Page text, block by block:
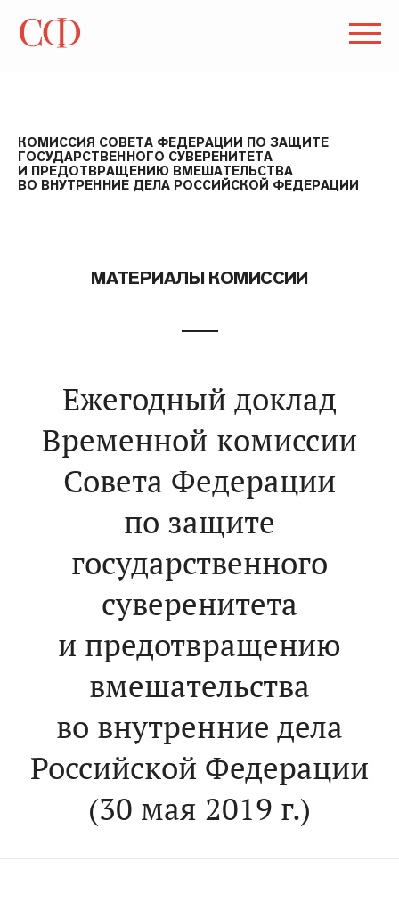
КОМИССИЯ СОВЕТА ФЕДЕРАЦИИ ПО ЗАЩИТЕ
ГОСУДАРСТВЕННОГО СУВЕРЕНИТЕТА
И ПРЕДОТВРАЩЕНИЮ ВМЕШАТЕЛЬСТВА
ВО ВНУТРЕННИЕ ДЕЛА РОССИЙСКОЙ ФЕДЕРАЦИИ
МАТЕРИАЛЫ КОМИССИИ
Ежегодный доклад
Временной комиссии
Совета Федерации
по защите
государственного
суверенитета
и предотвращению
вмешательства
во внутренние дела
Российской Федерации
(30 мая 2019 г.)